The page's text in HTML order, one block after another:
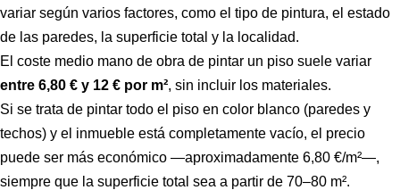
variar según varios factores, como el tipo de pintura, el estado
de las paredes, la superficie total y la localidad.
El coste medio mano de obra de pintar un piso suele variar
entre 6,80 € y 12 € por m², sin incluir los materiales.
Si se trata de pintar todo el piso en color blanco (paredes y
techos) y el inmueble está completamente vacío, el precio
puede ser más económico —aproximadamente 6,80 €/m²—,
siempre que la superficie total sea a partir de 70–80 m².